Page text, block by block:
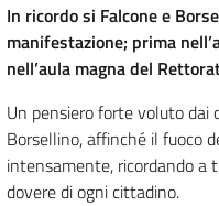
In ricordo si Falcone e
manifestazione; prima
nell’aula magna del
Un pensiero forte voluto dai
Borsellino, affinché il fuoco
intensamente, ricordando a
dovere di ogni cittadino.